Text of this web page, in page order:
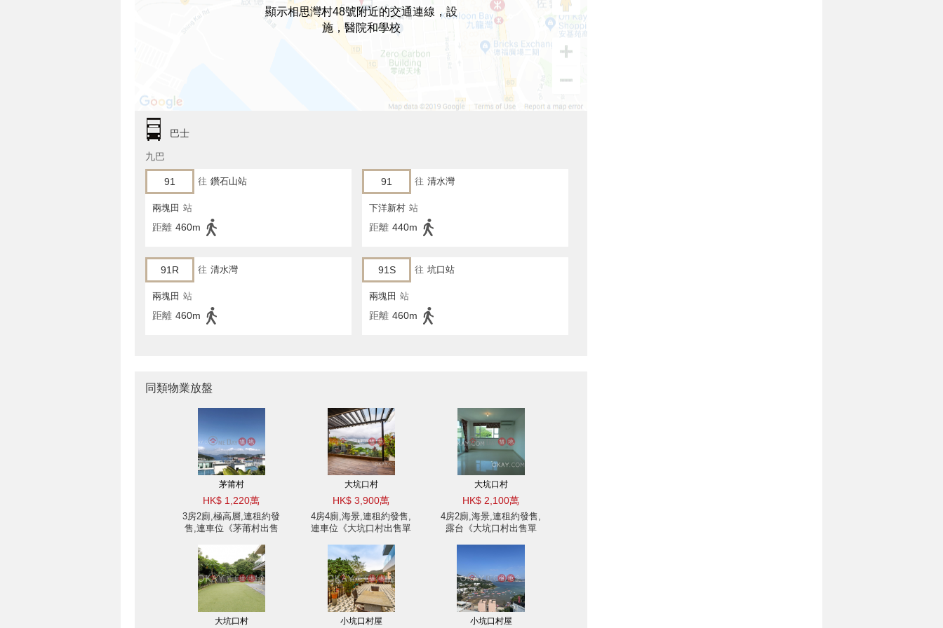
顯示相思灣村48號附近的交通連線，設
施，醫院和學校
巴士
九巴
91 往 鑽石山站
兩塊田 站
距離 460m
91 往 清水灣
下洋新村 站
距離 440m
91R 往 清水灣
兩塊田 站
距離 460m
91S 往 坑口站
兩塊田 站
距離 460m
同類物業放盤
茅莆村
HK$ 1,220萬
3房2廁,極高層,連租約發
售,連車位《茅莆村出售
大坑口村
HK$ 3,900萬
4房4廁,海景,連租約發售,
連車位《大坑口村出售單
大坑口村
HK$ 2,100萬
4房2廁,海景,連租約發售,
露台《大坑口村出售單
大坑口村 小坑口村屋 小坑口村屋